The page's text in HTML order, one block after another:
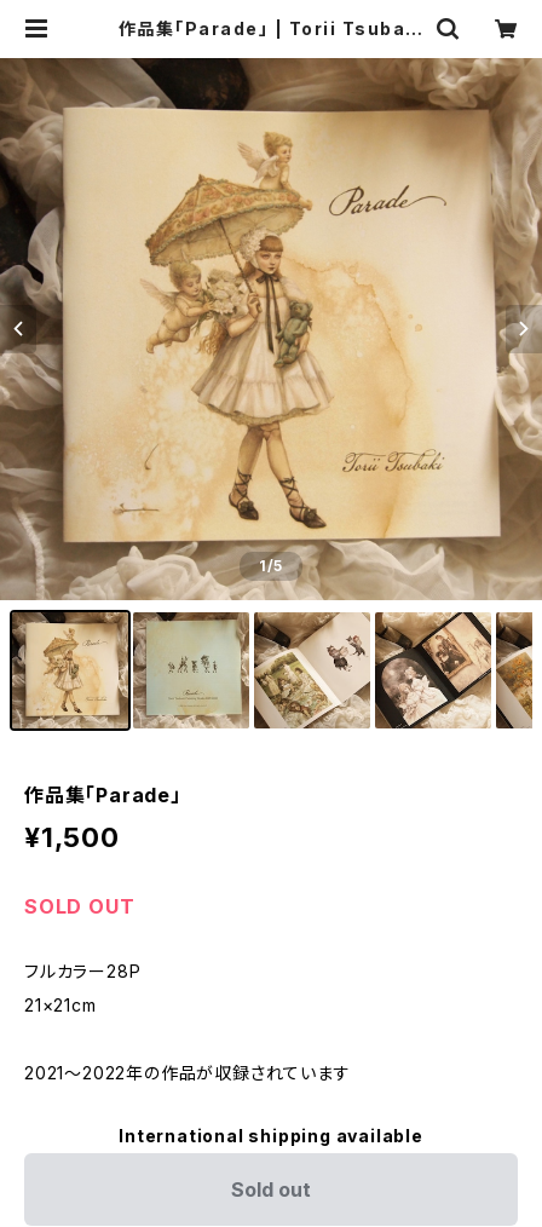
作品集「Parade」 | Torii Tsubaki
1/5
作品集「Parade」
¥1,500
SOLD OUT
フルカラー28P
21×21cm
2021～2022年の作品が収録されています
International shipping available
Sold out